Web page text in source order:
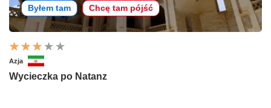
Byłem tam Chcę tam pójść
Azja
Wycieczka po Natanz